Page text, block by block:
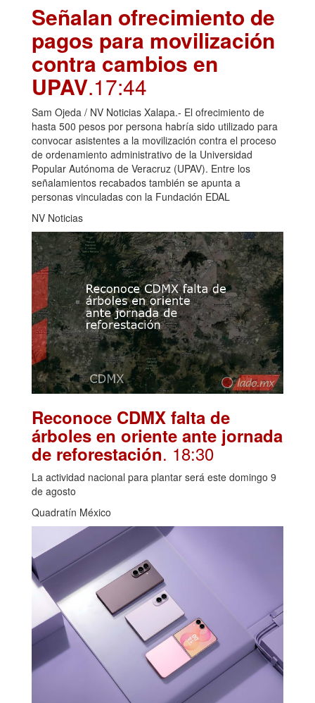
Señalan ofrecimiento de
pagos para movilización
contra cambios en
UPAV.17:44
Sam Ojeda / NV Noticias Xalapa.- El ofrecimiento de
hasta 500 pesos por persona habría sido utilizado para
convocar asistentes a la movilización contra el proceso
de ordenamiento administrativo de la Universidad
Popular Autónoma de Veracruz (UPAV). Entre los
señalamientos recabados también se apunta a
personas vinculadas con la Fundación EDAL
NV Noticias
Reconoce CDMX falta de
árboles en oriente ante jornada
de reforestación. 18:30
La actividad nacional para plantar será este domingo 9
de agosto
Quadratín México